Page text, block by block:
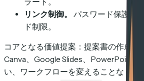
リンク制御。
パスワード保護、
ド制限。
コアとなる価値提案：提案書の作成方
Canva、Google Slides、PowerPoint
い、ワークフローを変えることなくト